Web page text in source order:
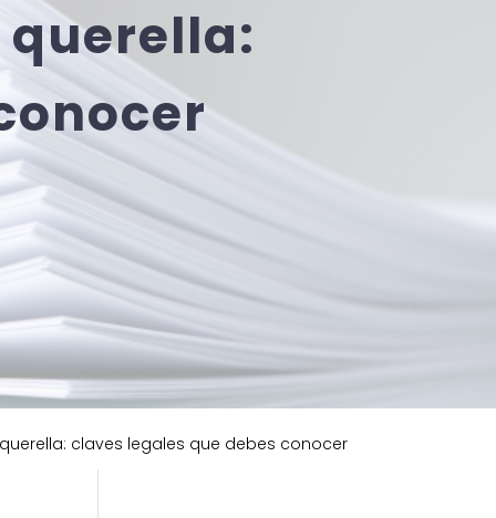
claves legales que debes conocer